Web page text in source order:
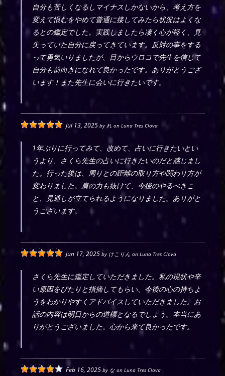
自分も苦しくなるしマイナスしかないから、考え方を
変えて恨むをやめて普通に接してみたら状況はよくな
るとの鑑定でした。実践しましたら凄く心が軽く、見
失っていた自分に戻ってきています。反対の事をする
って勇気いりましたが、目からウロコで先生を信じて
自分も前向きになれて良かったです。ありがとうござ
います！また先生に会いに行きたいです。
Jul 13, 2025 byれ onLuna Tres Clova
1年ぶりに行ってみて、改めて、占いに行きたいとい
うより、さくら先生の占いに行きたいのだと感じまし
た。行った後は、周りとの距離の取り方や関わり方が
変わりました。肩の力も抜けて、今後のやるべきこ
と、見通しが立てられるようになりました。ありがと
うございます。
Jun 17, 2025 by けこりん onLuna Tres Clova
さくら先生に鑑定していただきました。私の現状や辛
い原因をぴたりと指摘してもらい、今後の心の持ちよ
うをわかりやすくアドバイスしていただきました。お
話の内容は明日からの道標となるでしょう。本当にあ
りがとうございました。心から来て良かったです。
Feb 16, 2025 by な onLuna Tres Clova